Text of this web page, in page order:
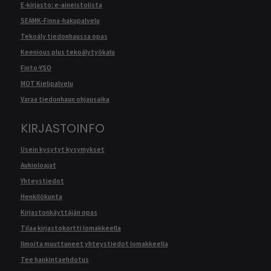
E-kirjasto: e-aineistolista
SEAMK-Finna-hakupalvelu
Tekoäly tiedonhaussa opas
Keenious plus tekoälytyökalu
Finto-YSO
MOT Kielipalvelu
Varaa tiedonhaun ohjausaika
KIRJASTOINFO
Usein kysytyt kysymykset
Aukioloajat
Yhteystiedot
Henkilökunta
Kirjastonkäyttäjän opas
Tilaa kirjastokortti lomakkeella
Ilmoita muuttuneet yhteystiedot lomakkeella
Tee hankintaehdotus